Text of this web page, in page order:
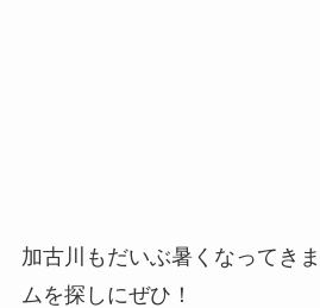
加古川もだいぶ暑くなってき
ムを探しにぜひ！